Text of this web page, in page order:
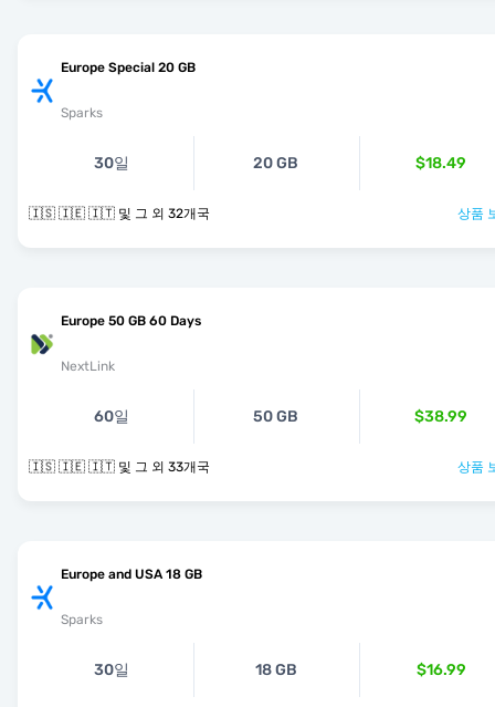
Europe Special 20 GB
Sparks
30일 20 GB $18.49
🇮🇸 🇮🇪 🇮🇹 및 그 외 32개국 상품
Europe 50 GB 60 Days
NextLink
60일 50 GB $38.99
🇮🇸 🇮🇪 🇮🇹 및 그 외 33개국 상품
Europe and USA 18 GB
Sparks
30일 18 GB $16.99